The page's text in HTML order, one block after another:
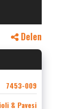
Delen
7453-009
& Pavesi